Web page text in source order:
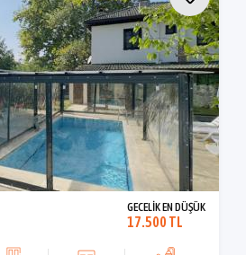
GECELİK EN DÜŞÜK
17.500 TL